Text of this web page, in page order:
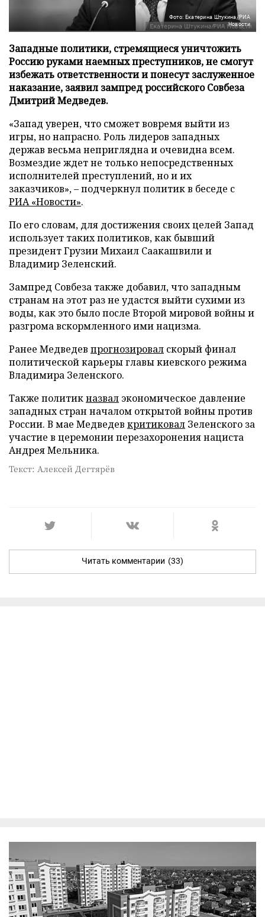
Фото: Екатерина Штукина/РИА
Новости
Западные политики, стремящиеся уничтожить
Россию руками наемных преступников, не смогут
избежать ответственности и понесут заслуженное
наказание, заявил зампред российского Совбеза
Дмитрий Медведев.
«Запад уверен, что сможет вовремя выйти из
игры, но напрасно. Роль лидеров западных
держав весьма неприглядна и очевидна всем.
Возмездие ждет не только непосредственных
исполнителей преступлений, но и их
заказчиков», – подчеркнул политик в беседе с
РИА «Новости».
По его словам, для достижения своих целей Запад
использует таких политиков, как бывший
президент Грузии Михаил Саакашвили и
Владимир Зеленский.
Зампред Совбеза также добавил, что западным
странам на этот раз не удастся выйти сухими из
воды, как это было после Второй мировой войны и
разгрома вскормленного ими нацизма.
Ранее Медведев прогнозировал скорый финал
политической карьеры главы киевского режима
Владимира Зеленского.
Также политикназвал экономическое давление
западных стран началом открытой войны против
России. В мае Медведев критиковал Зеленского за
участие в церемонии перезахоронения нациста
Андрея Мельника.
Текст: Алексей Дегтярёв
Читать комментарии (33)